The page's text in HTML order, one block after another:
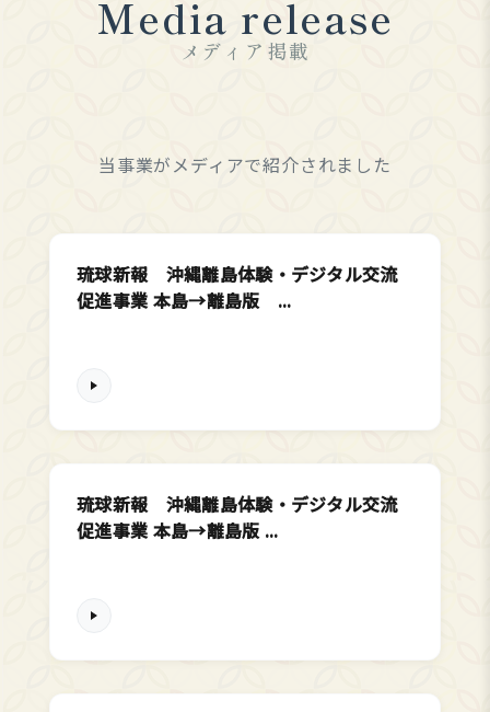
Media release
メディア掲載
当事業がメディアで紹介されました
琉球新報 沖縄離島体験・デジタル交流
促進事業 本島→離島版 ...
琉球新報 沖縄離島体験・デジタル交流
促進事業 本島→離島版 ...